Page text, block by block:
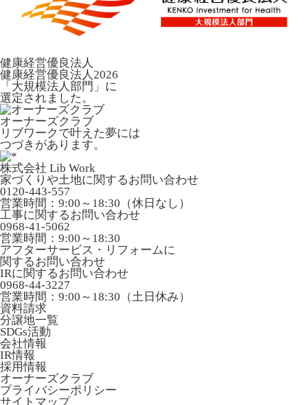
健康経営優良法人
健康経営優良法人2026
「大規模法人部門」に
選定されました。
オーナーズクラブ
リブワークで叶えた夢には
つづきがあります。
株式会社 Lib Work
家づくりや土地に関するお問い合わせ
0120-443-557
営業時間：9:00～18:30（休日なし）
工事に関するお問い合わせ
0968-41-5062
営業時間：9:00～18:30
アフターサービス・リフォームに
関するお問い合わせ
IRに関するお問い合わせ
0968-44-3227
営業時間：9:00～18:30（土日休み）
資料請求
分譲地一覧
SDGs活動
会社情報
IR情報
採用情報
オーナーズクラブ
プライバシーポリシー
サイトマップ